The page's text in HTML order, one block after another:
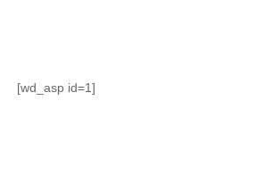
[wd_asp id=1]